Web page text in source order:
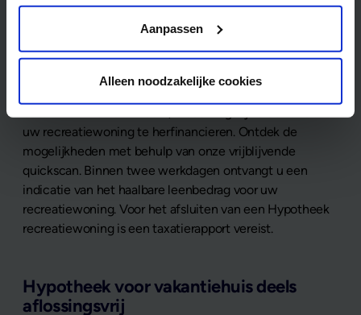
Aanpassen
Alleen noodzakelijke cookies
Zet eenvoudig uw huidige hypotheek voor uw
recreatiewoning over bij Mogelijk. Als de financiering
van uw huidige hypotheek binnenkort afloopt of als u
uw recreatiewoning te herfinancieren. Ontdek de
mogelijkheden met behulp van onze vrijblijvende
quickscan. Binnen twee werkdagen ontvangt u een
indicatie van het haalbare leenbedrag voor uw
recreatiewoning. Voor het afsluiten van een Hypotheek
recreatiewoning is een taxatierapport vereist.
Hypotheek voor vakantiehuis deels
aflossingsvrij